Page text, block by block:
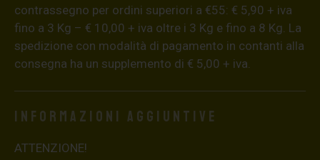
contrassegno per ordini superiori a €55: € 5,90 + iva
fino a 3 Kg – € 10,00 + iva oltre i 3 Kg e fino a 8 Kg. La
spedizione con modalità di pagamento in contanti alla
consegna ha un supplemento di € 5,00 + iva.
Informazioni aggiuntive
ATTENZIONE!